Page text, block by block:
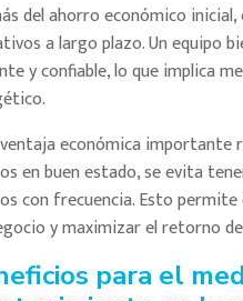
del ahorro económico
a largo plazo. Un equipo
y confiable, lo que implica
económica importante
en buen estado, se evita
con frecuencia. Esto
y maximizar el retorno
para el